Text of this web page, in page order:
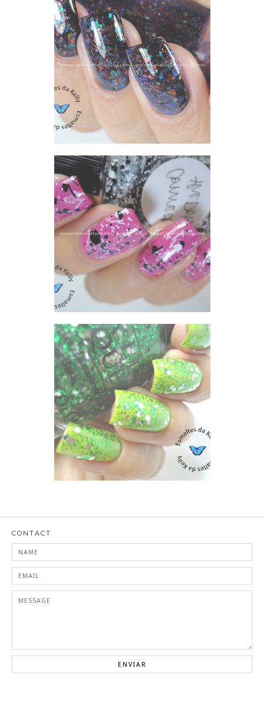
MISTURINHA DE FLOCADOS
LOLLY - ZOYA MOD MATTE + CONNECT THE DOTS - LYNNDERELLA E RESULTADO DO SORTEIO DAS COMENTARISTAS DOS POSTS PROGRAMADOS
ZOYA MITZI + OPI MUPPETS FRESH FROG OF BEL AIR
CONTACT